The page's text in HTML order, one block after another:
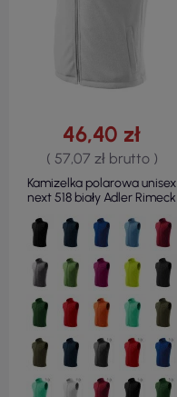
46,40 zł
( 57,07 zł brutto )
Kamizelka polarowa unisex
next 518 biały Adler Rimeck